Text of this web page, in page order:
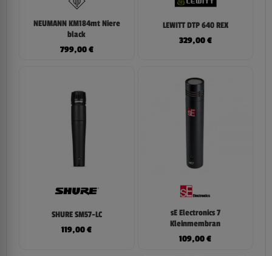
NEUMANN KM184mt Niere
black
799,00€
LEWITT DTP 640 REX
329,00€
SHURE SM57-LC
119,00€
sE Electronics 7
Kleinmembran
109,00€